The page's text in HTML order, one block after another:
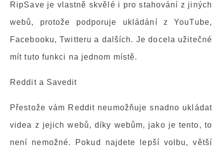
RipSave je vlastně skvělé i pro stahování z jiných
webů, protože podporuje ukládání z YouTube,
Facebooku, Twitteru a dalších. Je docela užitečné
mít tuto funkci na jednom místě.
Reddit a Savedit
Přestože vám Reddit neumožňuje snadno ukládat
videa z jejich webů, díky webům, jako je tento, to
není nemožné. Pokud najdete lepší volbu, větší